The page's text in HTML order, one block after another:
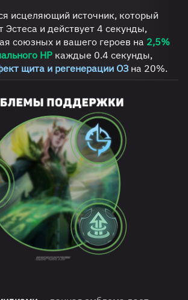
исцеляющий источник, который
Эстеса и действует 4 секунды,
союзных и вашего героев на 2,5%
HPкаждые 0.4 секунды,
щита и регенерации ОЗна 20%.